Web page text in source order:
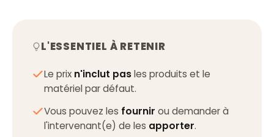
L'ESSENTIEL À RETENIR
Le prix n'inclut pasles produits et le
matériel par défaut.
Vous pouvez les fournir ou demander à
l'intervenant(e) de les apporter.